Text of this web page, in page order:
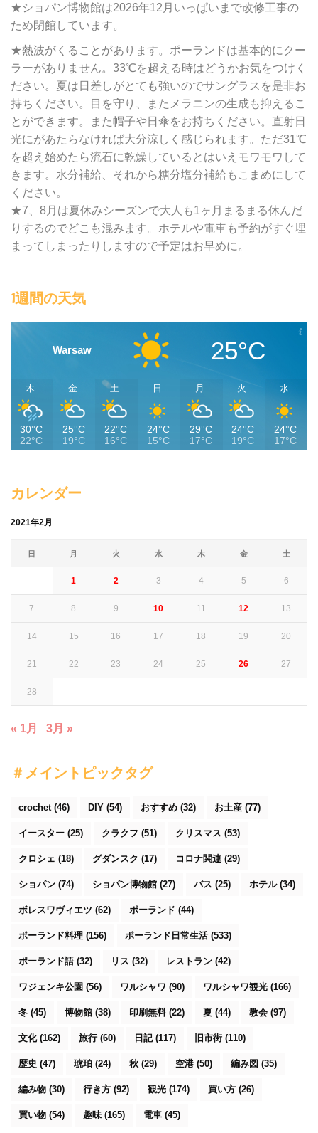
★ショパン博物館は2026年12月いっぱいまで改修工事の
ため閉館しています。
★熱波がくることがあります。ポーランドは基本的にクー
ラーがありません。33℃を超える時はどうかお気をつけく
ださい。夏は日差しがとても強いのでサングラスを是非お
持ちください。目を守り、またメラニンの生成も抑えるこ
とができます。また帽子や日傘をお持ちください。直射日
光にがあたらなければ大分涼しく感じられます。ただ31℃
を超え始めたら流石に乾燥しているとはいえモワモワして
きます。水分補給、それから糖分塩分補給もこまめにして
ください。
★7、8月は夏休みシーズンで大人も1ヶ月まるまる休んだ
りするのでどこも混みます。ホテルや電車も予約がすぐ埋
まってしまったりしますので予定はお早めに。
1週間の天気
Warsaw 25°C
木
30°C
22°C
金
25°C
19°C
土
22°C
16°C
日
24°C
15°C
月
29°C
17°C
火
24°C
19°C
水
24°C
17°C
カレンダー
2021年2月
日 月 火 水 木 金 土
1 2 3 4 5 6
7 8 9 10 11 12 13
14 15 16 17 18 19 20
21 22 23 24 25 26 27
28
« 1月 3月 »
＃メイントピックタグ
crochet (46) DIY (54) おすすめ (32) お土産 (77)
イースター (25) クラクフ (51) クリスマス (53)
クロシェ (18) グダンスク (17) コロナ関連 (29)
ショパン (74) ショパン博物館 (27) バス (25) ホテル(34)
ボレスワヴィエツ (62) ポーランド (44)
ポーランド料理 (156) ポーランド日常生活(533)
ポーランド語(32) リス (32) レストラン (42)
ワジェンキ公園 (56) ワルシャワ (90) ワルシャワ観光 (166)
冬 (45) 博物館 (38) 印刷無料(22) 夏 (44) 教会 (97)
文化(162) 旅行 (60) 日記(117) 旧市街 (110)
歴史 (47) 琥珀 (24) 秋 (29) 空港 (50) 編み図 (35)
編み物 (30) 行き方 (92) 観光 (174) 買い方 (26)
買い物 (54) 趣味 (165) 電車 (45)